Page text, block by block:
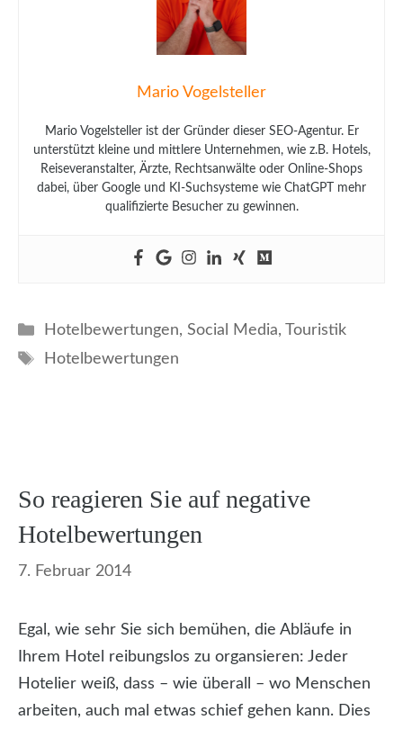
Mario Vogelsteller
Mario Vogelsteller ist der Gründer dieser SEO-Agentur. Er
unterstützt kleine und mittlere Unternehmen, wie z.B. Hotels,
Reiseveranstalter, Ärzte, Rechtsanwälte oder Online-Shops
dabei, über Google und KI-Suchsysteme wie ChatGPT mehr
qualifizierte Besucher zu gewinnen.
Kategorien
Hotelbewertungen, Social Media,
Touristik
Schlagwörter
Hotelbewertungen
So reagieren Sie auf negative
Hotelbewertungen
7. Februar 2014
Egal, wie sehr Sie sich bemühen, die Abläufe in
Ihrem Hotel reibungslos zu organsieren: Jeder
Hotelier weiß, dass – wie überall – wo Menschen
arbeiten, auch mal etwas schief gehen kann. Dies